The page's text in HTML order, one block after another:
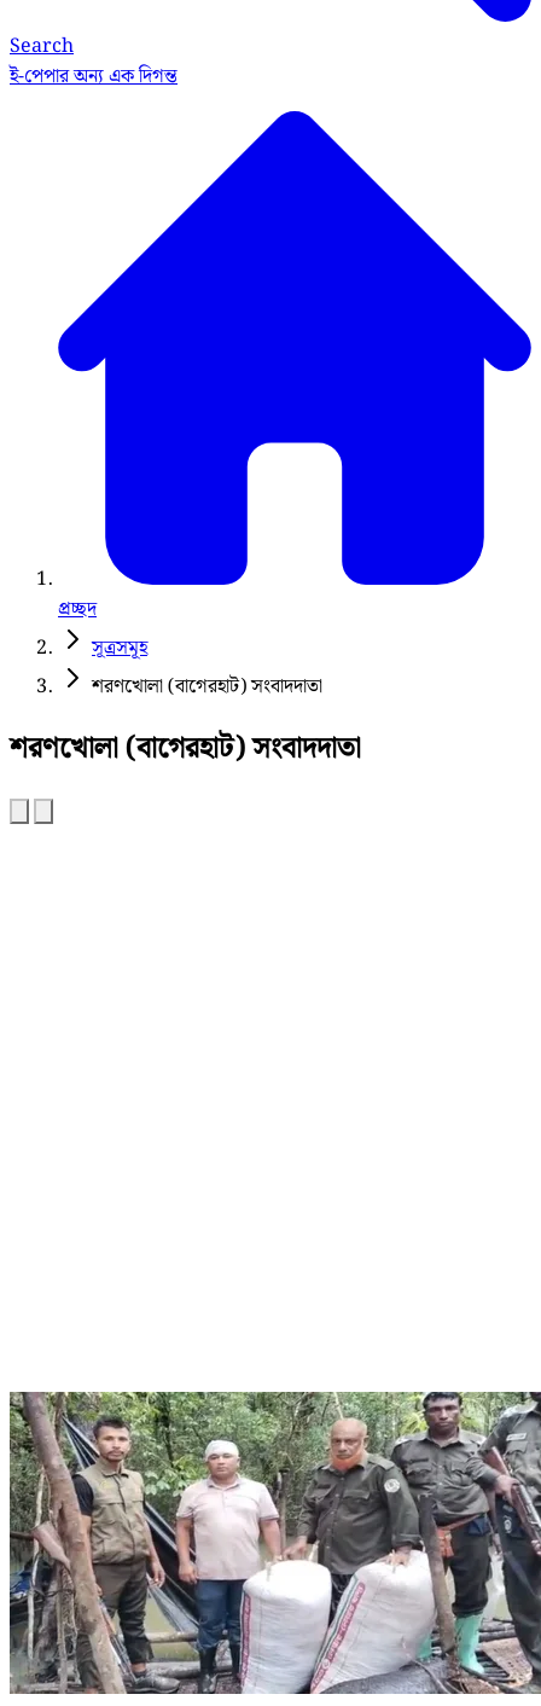
Search
ই-পেপারঅন্য এক দিগন্ত
প্রচ্ছদ
সূত্রসমূহ
শরণখোলা (বাগেরহাট) সংবাদদাতা
শরণখোলা (বাগেরহাট) সংবাদদাতা